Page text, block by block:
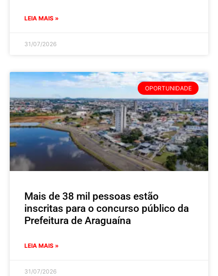
LEIA MAIS »
31/07/2026
OPORTUNIDADE
Mais de 38 mil pessoas estão
inscritas para o concurso público da
Prefeitura de Araguaína
LEIA MAIS »
31/07/2026